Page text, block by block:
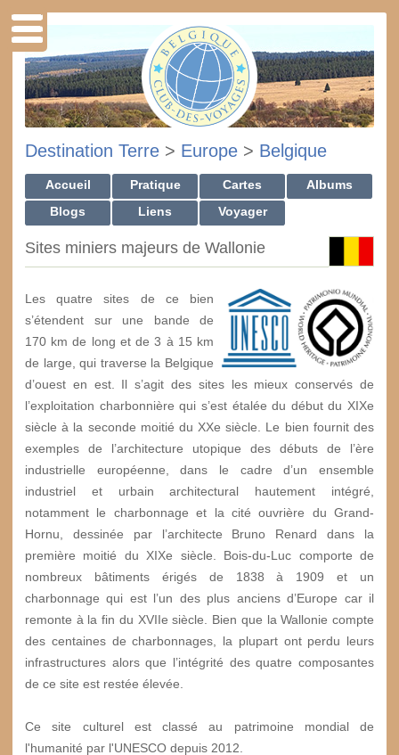
Destination Terre > Europe > Belgique
Accueil Pratique Cartes
Albums
Blogs
Liens Voyager
Sites miniers majeurs de Wallonie
Les quatre sites de ce bien
s’étendent sur une bande de
170 km de long et de 3 à 15 km
de large, qui traverse la Belgique
d’ouest en est. Il s’agit des sites les mieux conservés de
l’exploitation charbonnière qui s’est étalée du début du XIXe
siècle à la seconde moitié du XXe siècle. Le bien fournit des
exemples de l’architecture utopique des débuts de l’ère
industrielle européenne, dans le cadre d’un ensemble
industriel et urbain architectural hautement intégré,
notamment le charbonnage et la cité ouvrière du Grand-
Hornu, dessinée par l’architecte Bruno Renard dans la
première moitié du XIXe siècle. Bois-du-Luc comporte de
nombreux bâtiments érigés de 1838 à 1909 et un
charbonnage qui est l’un des plus anciens d’Europe car il
remonte à la fin du XVIIe siècle. Bien que la Wallonie compte
des centaines de charbonnages, la plupart ont perdu leurs
infrastructures alors que l’intégrité des quatre composantes
de ce site est restée élevée.
Ce site culturel est classé au patrimoine mondial de
l'humanité par l'UNESCO depuis 2012.